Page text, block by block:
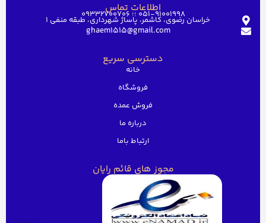
اطلاعات تماس051-91001998 ؛؛ 09332700706
خراسان رضوی، کاشمر، پاساژ شهرداری، طبقه منفی ۱
ghaem1515@gmail.com
دسترسی سریع
خانه
فروشگاه
فروش عمده
درباره ما
ارتباط باما
مجوز های قائم رایان